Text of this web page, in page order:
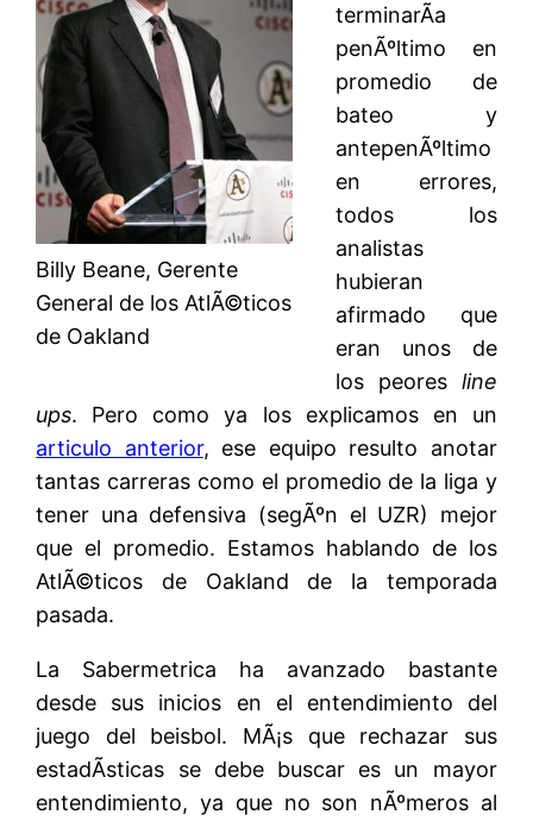
Billy Beane, Gerente
General de los AtlÃ©ticos
de Oakland
terminarÃ­a
penÃºltimo en
promedio de
bateo y
antepenÃºltimo
en errores,
todos los
analistas
hubieran
afirmado que
eran unos de
los peores line
ups. Pero como ya los explicamos en un
articulo anterior, ese equipo resulto anotar
tantas carreras como el promedio de la liga y
tener una defensiva (segÃºn el UZR) mejor
que el promedio. Estamos hablando de los
AtlÃ©ticos de Oakland de la temporada
pasada.
La Sabermetrica ha avanzado bastante
desde sus inicios en el entendimiento del
juego del beisbol. MÃ¡s que rechazar sus
estadÃ­sticas se debe buscar es un mayor
entendimiento, ya que no son nÃºmeros al